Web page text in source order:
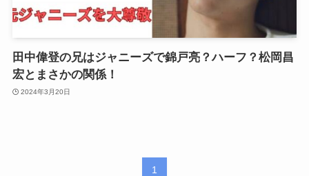
田中偉登の兄はジャニーズで錦戸亮？ハーフ？松岡昌
宏とまさかの関係！
2024年3月20日
1